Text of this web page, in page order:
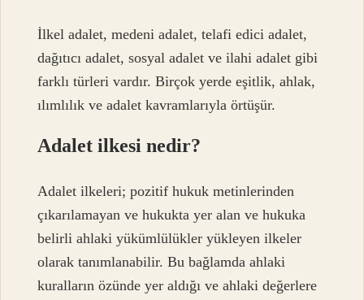
İlkel adalet, medeni adalet, telafi edici adalet,
dağıtıcı adalet, sosyal adalet ve ilahi adalet gibi
farklı türleri vardır. Birçok yerde eşitlik, ahlak,
ılımlılık ve adalet kavramlarıyla örtüşür.
Adalet ilkesi nedir?
Adalet ilkeleri; pozitif hukuk metinlerinden
çıkarılamayan ve hukukta yer alan ve hukuka
belirli ahlaki yükümlülükler yükleyen ilkeler
olarak tanımlanabilir. Bu bağlamda ahlaki
kuralların özünde yer aldığı ve ahlaki değerlere